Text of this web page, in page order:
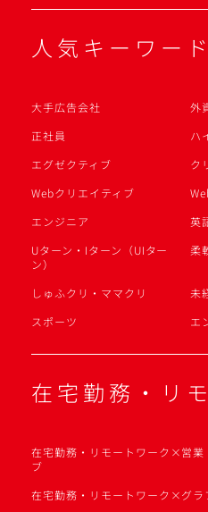
人気キーワード
大手広告会社
外
正社員
ハ
エグゼクティブ
ク
Webクリエイティブ
エンジニア
英
Uターン・Iターン（UIター
ン）
柔
しゅふクリ・ママクリ
未
スポーツ
エ
在宅勤務・リ
在宅勤務・リモートワーク×営業
ブ
在宅勤務・リモートワーク×グラ